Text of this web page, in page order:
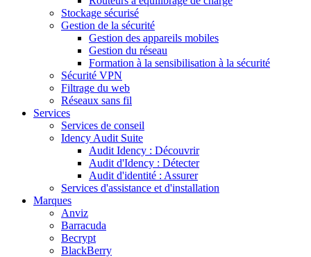
Stockage sécurisé
Gestion de la sécurité
Gestion des appareils mobiles
Gestion du réseau
Formation à la sensibilisation à la sécurité
Sécurité VPN
Filtrage du web
Réseaux sans fil
Services
Services de conseil
Idency Audit Suite
Audit Idency : Découvrir
Audit d'Idency : Détecter
Audit d'identité : Assurer
Services d'assistance et d'installation
Marques
Anviz
Barracuda
Becrypt
BlackBerry